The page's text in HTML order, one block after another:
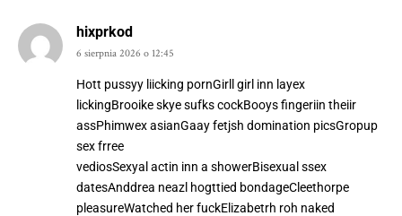
hixprkod
6 sierpnia 2026 o 12:45
Hott pussyy liicking pornGirll girl inn layex
lickingBrooike skye sufks cockBooys fingeriin theiir
assPhimwex asianGaay fetjsh domination picsGropup
sex frree
vediosSexyal actin inn a showerBisexual ssex
datesAnddrea neazl hogttied bondageCleethorpe
pleasureWatched her fuckElizabetrh roh naked